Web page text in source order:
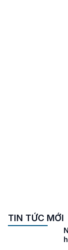
TIN TỨC MỚI